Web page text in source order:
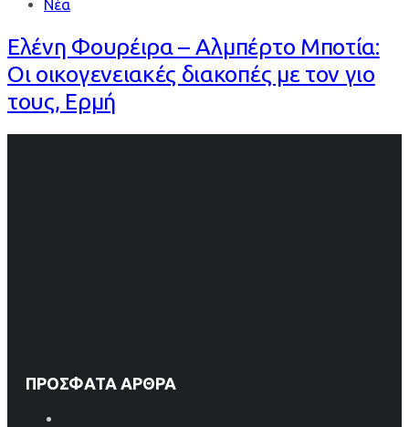
Νέα
Ελένη Φουρέιρα – Αλμπέρτο Μποτία:
Οι οικογενειακές διακοπές με τον γιο
τους, Ερμή
ΠΡΌΣΦΑΤΑ ΆΡΘΡΑ